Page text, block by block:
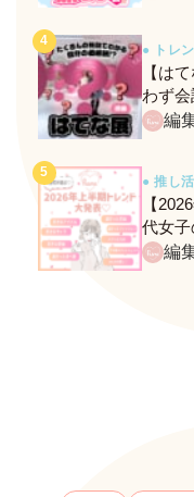
● トレ
【は
わず
てな展
編
● 推し活
【
代女子
ネクス
編